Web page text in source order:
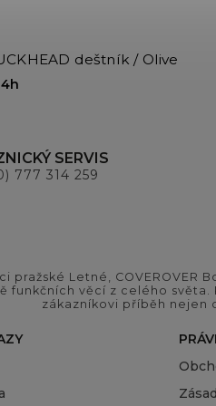
deštník / Olive
SERVIS
777 314 259
pražské Letné,
funkčních věcí z celého
zákazníkovi příběh nejen